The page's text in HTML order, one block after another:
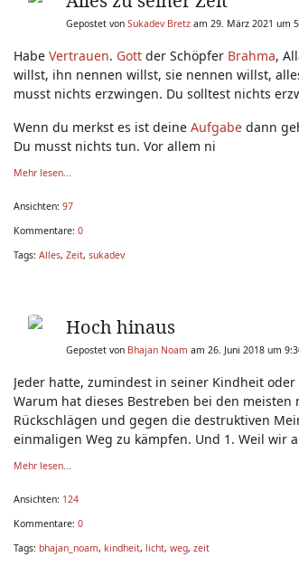
Gepostet von Sukadev Bretz am 29. März 2021 um
Habe Vertrauen. Gott der Schöpfer Brahma,
willst, ihn nennen willst, sie nennen willst,
musst nichts erzwingen. Du solltest nichts
Wenn du merkst es ist deine Aufgabe dann
Du musst nichts tun. Vor allem ni
Mehr lesen...
Ansichten: 97
Kommentare: 0
Tags: Alles, Zeit, sukadev
Hoch hinaus
Gepostet von Bhajan Noam am 26. Juni 2018 um
Jeder hatte, zumindest in seiner Kindheit
Warum hat dieses Bestreben bei den
Rückschlägen und gegen die destruktiven
einmaligen Weg zu kämpfen. Und 1. Weil wir
Mehr lesen...
Ansichten: 124
Kommentare: 0
Tags: bhajan_noam, kindheit, licht, weg, zeit